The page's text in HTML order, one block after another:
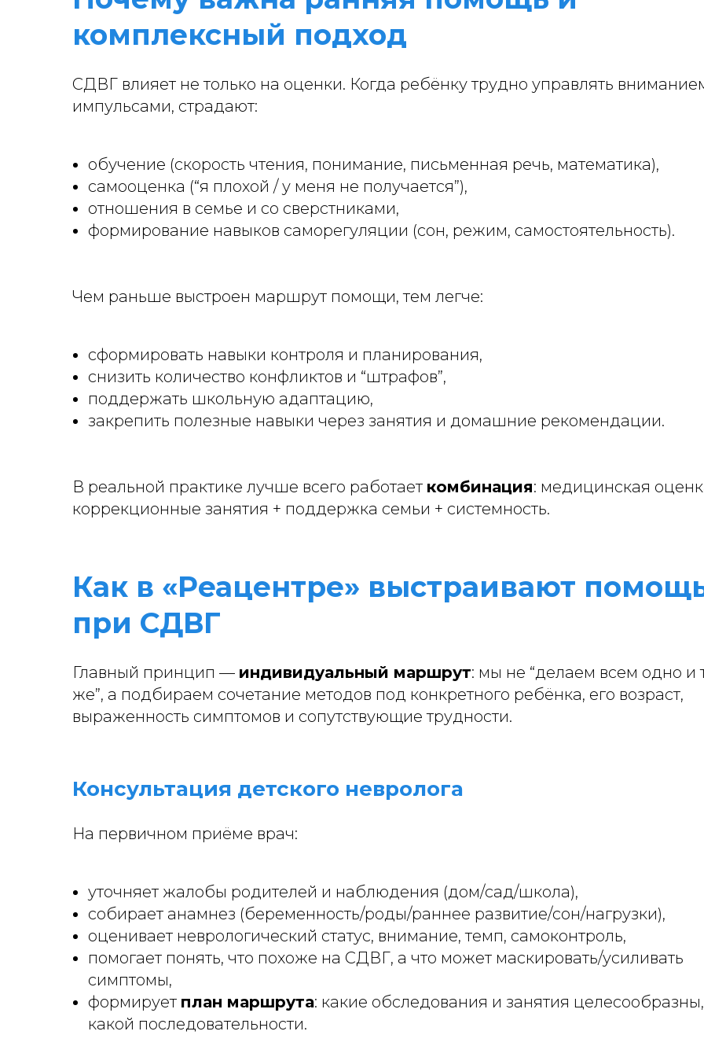
комплексный подход
СДВГ влияет не только на оценки. Когда ребёнку трудно управлять
импульсами, страдают:
обучение (скорость чтения, понимание, письменная речь, математика),
самооценка (“я плохой / у меня не получается”),
отношения в семье и со сверстниками,
формирование навыков саморегуляции (сон, режим, самостоятельность).
Чем раньше выстроен маршрут помощи, тем легче:
сформировать навыки контроля и планирования,
снизить количество конфликтов и “штрафов”,
поддержать школьную адаптацию,
закрепить полезные навыки через занятия и домашние рекомендации.
В реальной практике лучше всего работает комбинация: медицинская
коррекционные занятия + поддержка семьи + системность.
Как в «Реацентре» выстраивают
при СДВГ
Главный принцип — индивидуальный маршрут: мы не “делаем всем одно и
же”, а подбираем сочетание методов под конкретного ребёнка, его возраст,
выраженность симптомов и сопутствующие трудности.
Консультация детского невролога
На первичном приёме врач:
уточняет жалобы родителей и наблюдения (дом/сад/школа),
собирает анамнез (беременность/роды/раннее развитие/сон/нагрузки),
оценивает неврологический статус, внимание, темп, самоконтроль,
помогает понять, что похоже на СДВГ, а что может маскировать/усиливать
симптомы,
формирует план маршрута: какие обследования и занятия
какой последовательности.